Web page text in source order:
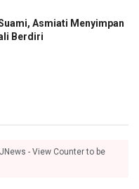
Asmiati Menyimpan
Berdiri
- View Counter to be